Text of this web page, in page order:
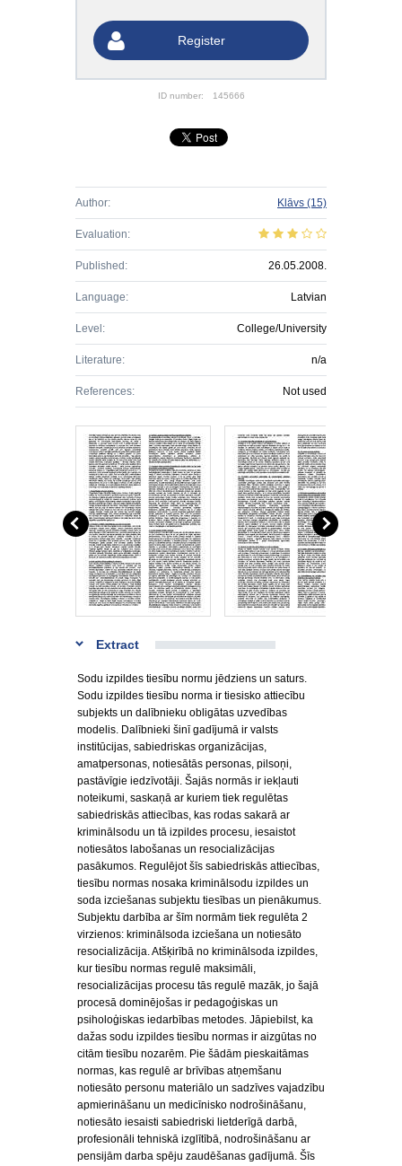
Register
ID number: 145666
Author: Klāvs (15)
Evaluation:
Published: 26.05.2008.
Language: Latvian
Level: College/University
Literature: n/a
References: Not used
Extract
Sodu izpildes tiesību normu jēdziens un saturs.
Sodu izpildes tiesību norma ir tiesisko attiecību
subjekts un dalībnieku obligātas uzvedības
modelis. Dalībnieki šinī gadījumā ir valsts
institūcijas, sabiedriskas organizācijas,
amatpersonas, notiesātās personas, pilsoņi,
pastāvīgie iedzīvotāji. Šajās normās ir iekļauti
noteikumi, saskaņā ar kuriem tiek regulētas
sabiedriskās attiecības, kas rodas sakarā ar
kriminālsodu un tā izpildes procesu, iesaistot
notiesātos labošanas un resocializācijas
pasākumos. Regulējot šīs sabiedriskās attiecības,
tiesību normas nosaka kriminālsodu izpildes un
soda izciešanas subjektu tiesības un pienākumus.
Subjektu darbība ar šīm normām tiek regulēta 2
virzienos: kriminālsoda izciešana un notiesāto
resocializācija. Atšķirībā no kriminālsoda izpildes,
kur tiesību normas regulē maksimāli,
resocializācijas procesu tās regulē mazāk, jo šajā
procesā dominējošas ir pedagoģiskas un
psiholoģiskas iedarbības metodes. Jāpiebilst, ka
dažas sodu izpildes tiesību normas ir aizgūtas no
citām tiesību nozarēm. Pie šādām pieskaitāmas
normas, kas regulē ar brīvības atņemšanu
notiesāto personu materiālo un sadzīves vajadzību
apmierināšanu un medicīnisko nodrošināšanu,
notiesāto iesaisti sabiedriski lietderīgā darbā,
profesionāli tehniskā izglītībā, nodrošināšanu ar
pensijām darba spēju zaudēšanas gadījumā. Šīs